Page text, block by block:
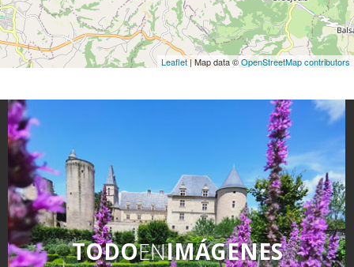
Leaflet| Map data ©OpenStreetMap contributors
TODOENIMÁGENES